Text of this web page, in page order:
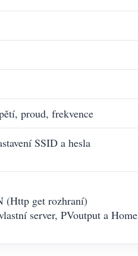
proud, frekvence
SSID a hesla
(Http get rozhraní)
server, PVoutput a